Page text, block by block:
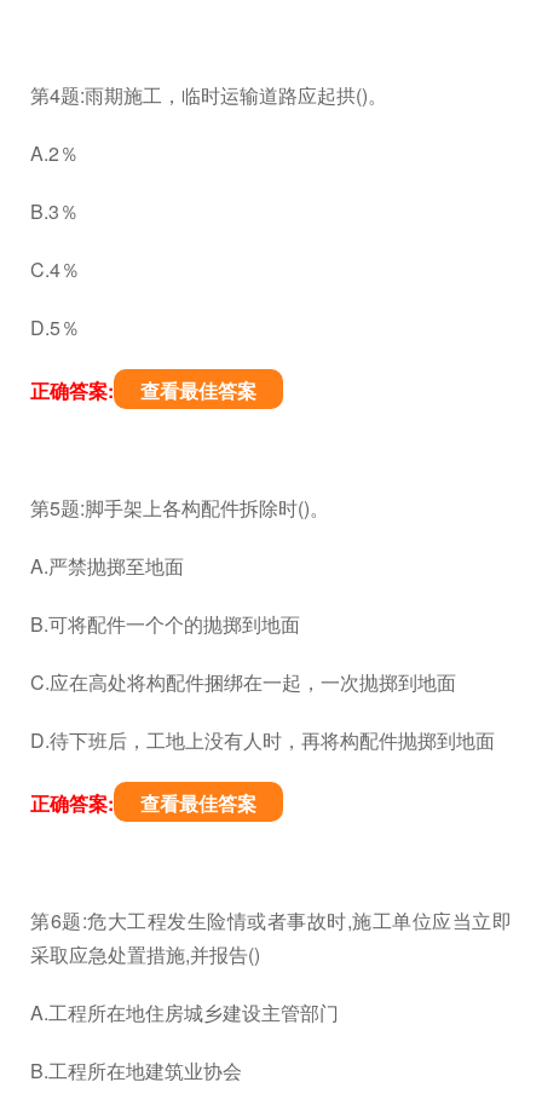
第4题:雨期施工，临时运输道路应起拱()。
A.2％
B.3％
C.4％
D.5％
正确答案: 查看最佳答案
第5题:脚手架上各构配件拆除时()。
A.严禁抛掷至地面
B.可将配件一个个的抛掷到地面
C.应在高处将构配件捆绑在一起，一次抛掷到地面
D.待下班后，工地上没有人时，再将构配件抛掷到地面
正确答案: 查看最佳答案
第6题:危大工程发生险情或者事故时,施工单位应当立即
采取应急处置措施,并报告()
A.工程所在地住房城乡建设主管部门
B.工程所在地建筑业协会